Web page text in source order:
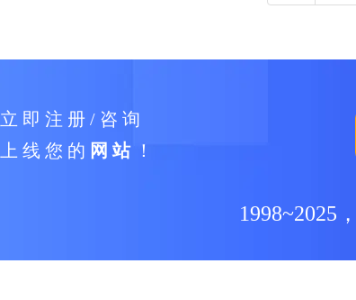
1998~2025
立 即 注 册 / 咨 询
上 线 您 的 网 站！